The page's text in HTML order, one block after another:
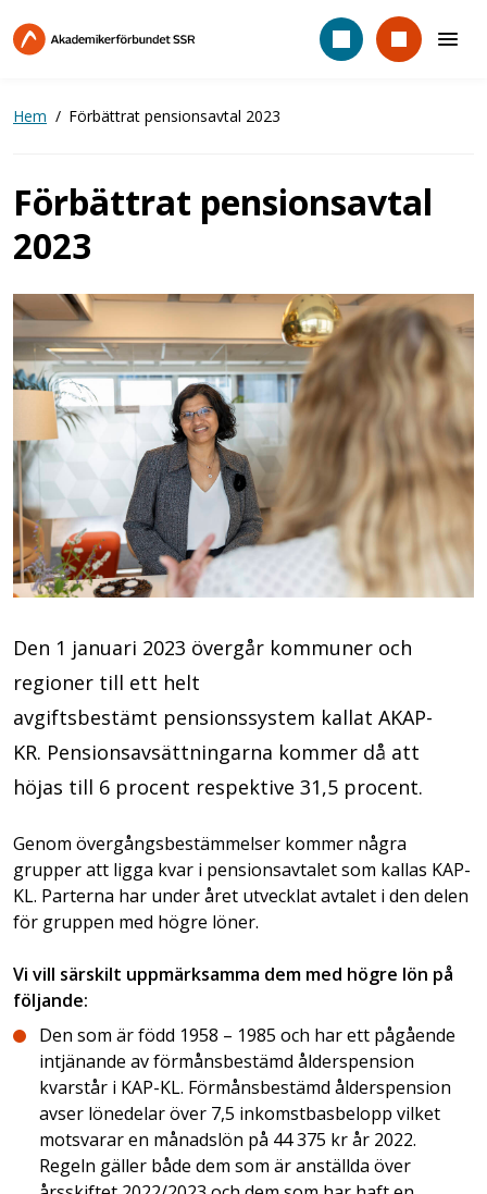
till
Hem Förbättrat pensionsavtal 2023
Förbättrat pensionsavtal
2023
Den 1 januari 2023 övergår kommuner och
regioner till ett helt
avgiftsbestämt pensionssystem kallat AKAP-
KR. Pensionsavsättningarna kommer då att
höjas till 6 procent respektive 31,5 procent.
Genom övergångsbestämmelser kommer några
grupper att ligga kvar i pensionsavtalet som kallas KAP-
KL. Parterna har under året utvecklat avtalet i den delen
för gruppen med högre löner.
Vi vill särskilt uppmärksamma dem med högre lön på
följande:
Den som är född 1958 – 1985 och har ett pågående
intjänande av förmånsbestämd ålderspension
kvarstår i KAP-KL. Förmånsbestämd ålderspension
avser lönedelar över 7,5 inkomstbasbelopp vilket
motsvarar en månadslön på 44 375 kr år 2022.
Regeln gäller både dem som är anställda över